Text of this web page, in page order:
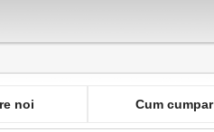
noi Cum cumpar